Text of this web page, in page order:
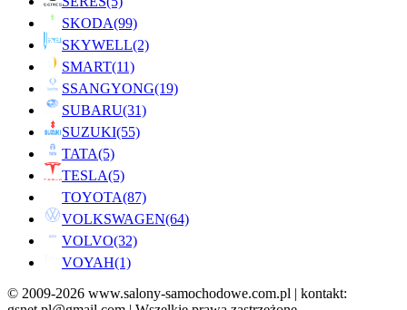
SKODA(99)
SKYWELL(2)
SMART(11)
SSANGYONG(19)
SUBARU(31)
SUZUKI(55)
TATA(5)
TESLA(5)
TOYOTA(87)
VOLKSWAGEN(64)
VOLVO(32)
VOYAH(1)
© 2009-2026 www.salony-samochodowe.com.pl | kontakt: